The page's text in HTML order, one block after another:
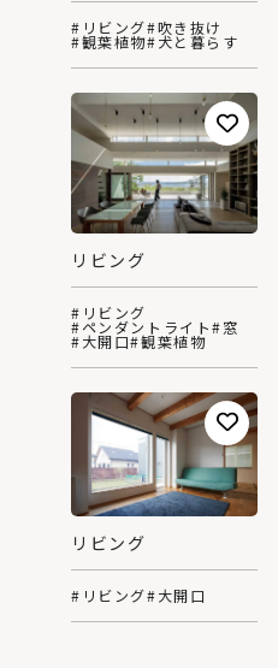
#リビング#吹き抜け
#観葉植物#犬と暮らす
リビング
#リビング
#ペンダントライト#窓
#大開口#観葉植物
リビング
#リビング#大開口